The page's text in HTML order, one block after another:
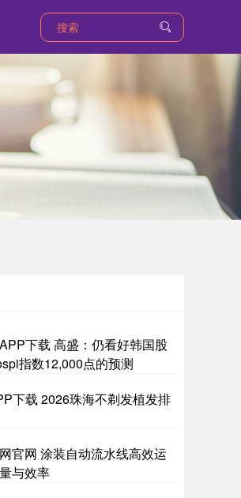
下载 高盛：仍看好韩国股
指数12,000点的预测
下载 2026珠海不剃发植发排
官网 涂装自动流水线高效运
与效率